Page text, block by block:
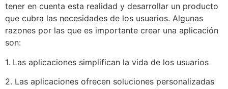
tener en cuenta esta realidad y desarrollar un producto
que cubra las necesidades de los usuarios. Algunas
razones por las que es importante crear una aplicación
son:
1. Las aplicaciones simplifican la vida de los usuarios
2. Las aplicaciones ofrecen soluciones personalizadas